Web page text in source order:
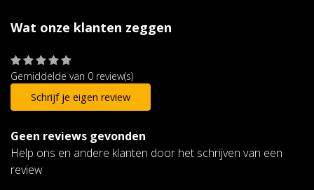
Wat onze klanten zeggen
Gemiddelde van 0 review(s)
Schrijf je eigen review
Geen reviews gevonden
Help ons en andere klanten door het schrijven van een
review